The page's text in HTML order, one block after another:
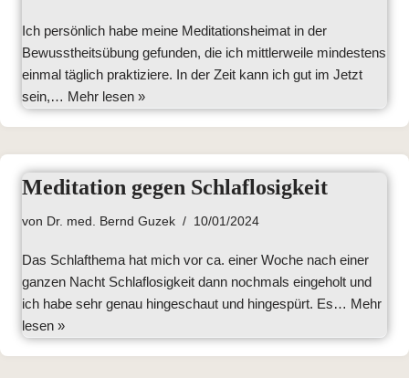
Ich persönlich habe meine Meditationsheimat in der
Bewusstheitsübung gefunden, die ich mittlerweile mindestens
einmal täglich praktiziere. In der Zeit kann ich gut im Jetzt
sein,… Mehr lesen »
Meditation gegen Schlaflosigkeit
von Dr. med. Bernd Guzek 10/01/2024
Das Schlafthema hat mich vor ca. einer Woche nach einer
ganzen Nacht Schlaflosigkeit dann nochmals eingeholt und
ich habe sehr genau hingeschaut und hingespürt. Es… Mehr
lesen »